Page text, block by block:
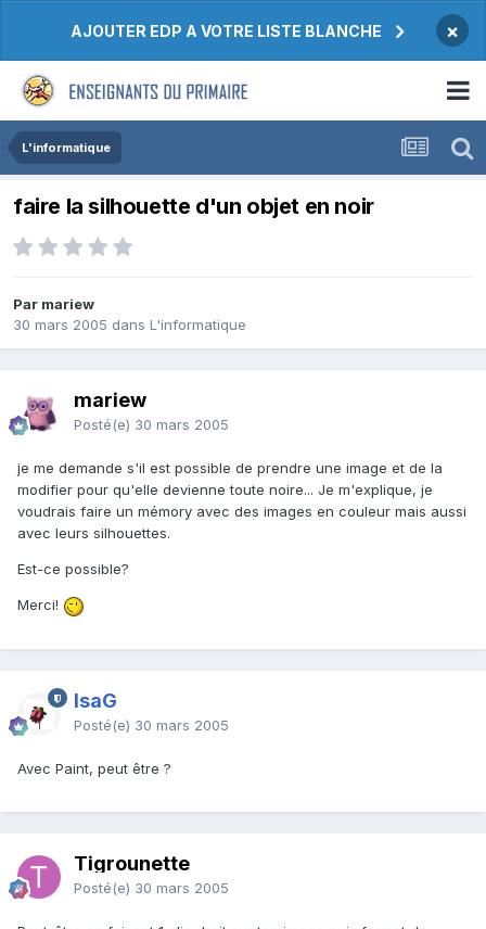
AJOUTER EDP A VOTRE LISTE BLANCHE ×
L'informatique
faire la silhouette d'un objet en noir
Par mariew
30 mars 2005 dans L'informatique
mariew
Posté(e) 30 mars 2005
je me demande s'il est possible de prendre une image et de la
modifier pour qu'elle devienne toute noire... Je m'explique, je
voudrais faire un mémory avec des images en couleur mais aussi
avec leurs silhouettes.
Est-ce possible?
Merci!
IsaG
Posté(e) 30 mars 2005
Avec Paint, peut être ?
Tigrounette
Posté(e) 30 mars 2005